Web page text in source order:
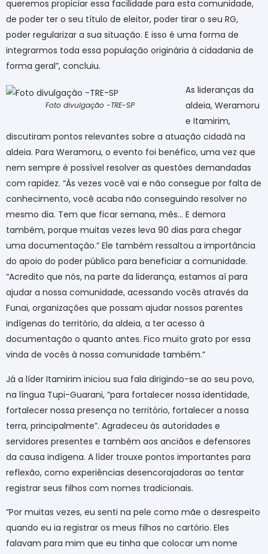
queremos propiciar essa facilidade para esta comunidade,
de poder ter o seu título de eleitor, poder tirar o seu RG,
poder regularizar a sua situação. E isso é uma forma de
integrarmos toda essa população originária à cidadania de
forma geral”, concluiu.
Foto divulgação -TRE-SP
As lideranças da
aldeia, Weramoru
e Itamirim,
discutiram pontos relevantes sobre a atuação cidadã na
aldeia. Para Weramoru, o evento foi benéfico, uma vez que
nem sempre é possível resolver as questões demandadas
com rapidez. “Às vezes você vai e não consegue por falta de
conhecimento, você acaba não conseguindo resolver no
mesmo dia. Tem que ficar semana, mês… E demora
também, porque muitas vezes leva 90 dias para chegar
uma documentação.” Ele também ressaltou a importância
do apoio do poder público para beneficiar a comunidade.
“Acredito que nós, na parte da liderança, estamos aí para
ajudar a nossa comunidade, acessando vocês através da
Funai, organizações que possam ajudar nossos parentes
indígenas do território, da aldeia, a ter acesso à
documentação o quanto antes. Fico muito grato por essa
vinda de vocês à nossa comunidade também.”
Já a líder Itamirim iniciou sua fala dirigindo-se ao seu povo,
na língua Tupi-Guarani, “para fortalecer nossa identidade,
fortalecer nossa presença no território, fortalecer a nossa
terra, principalmente”. Agradeceu às autoridades e
servidores presentes e também aos anciãos e defensores
da causa indígena. A líder trouxe pontos importantes para
reflexão, como experiências desencorajadoras ao tentar
registrar seus filhos com nomes tradicionais.
“Por muitas vezes, eu senti na pele como mãe o desrespeito
quando eu ia registrar os meus filhos no cartório. Eles
falavam para mim que eu tinha que colocar um nome